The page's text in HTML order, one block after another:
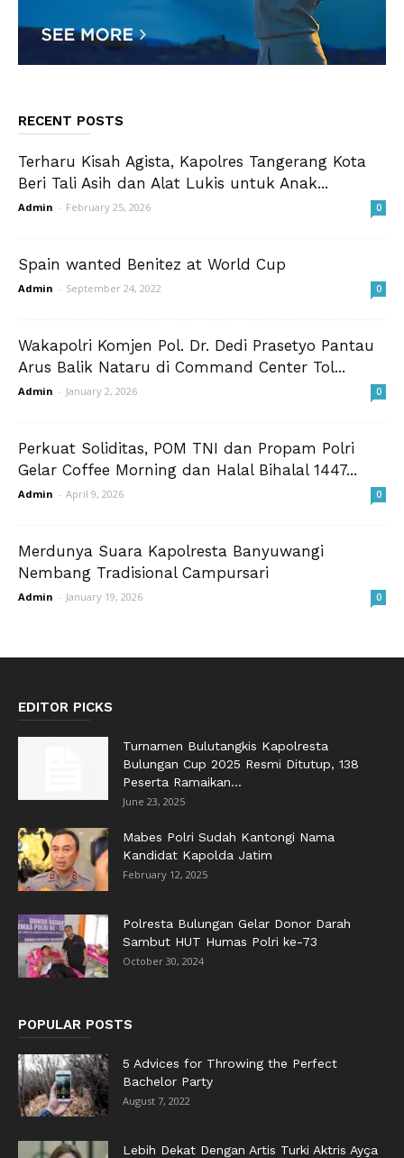
RECENT POSTS
Terharu Kisah Agista, Kapolres Tangerang Kota
Beri Tali Asih dan Alat Lukis untuk Anak...
Admin - February 25, 2026 0
Spain wanted Benitez at World Cup
Admin - September 24, 2022 0
Wakapolri Komjen Pol. Dr. Dedi Prasetyo Pantau
Arus Balik Nataru di Command Center Tol...
Admin - January 2, 2026 0
Perkuat Soliditas, POM TNI dan Propam Polri
Gelar Coffee Morning dan Halal Bihalal 1447...
Admin - April 9, 2026 0
Merdunya Suara Kapolresta Banyuwangi
Nembang Tradisional Campursari
Admin - January 19, 2026 0
EDITOR PICKS
Turnamen Bulutangkis Kapolresta
Bulungan Cup 2025 Resmi Ditutup, 138
Peserta Ramaikan...
June 23, 2025
Mabes Polri Sudah Kantongi Nama
Kandidat Kapolda Jatim
February 12, 2025
Polresta Bulungan Gelar Donor Darah
Sambut HUT Humas Polri ke-73
October 30, 2024
POPULAR POSTS
5 Advices for Throwing the Perfect
Bachelor Party
August 7, 2022
Lebih Dekat Dengan Artis Turki Aktris Ayça